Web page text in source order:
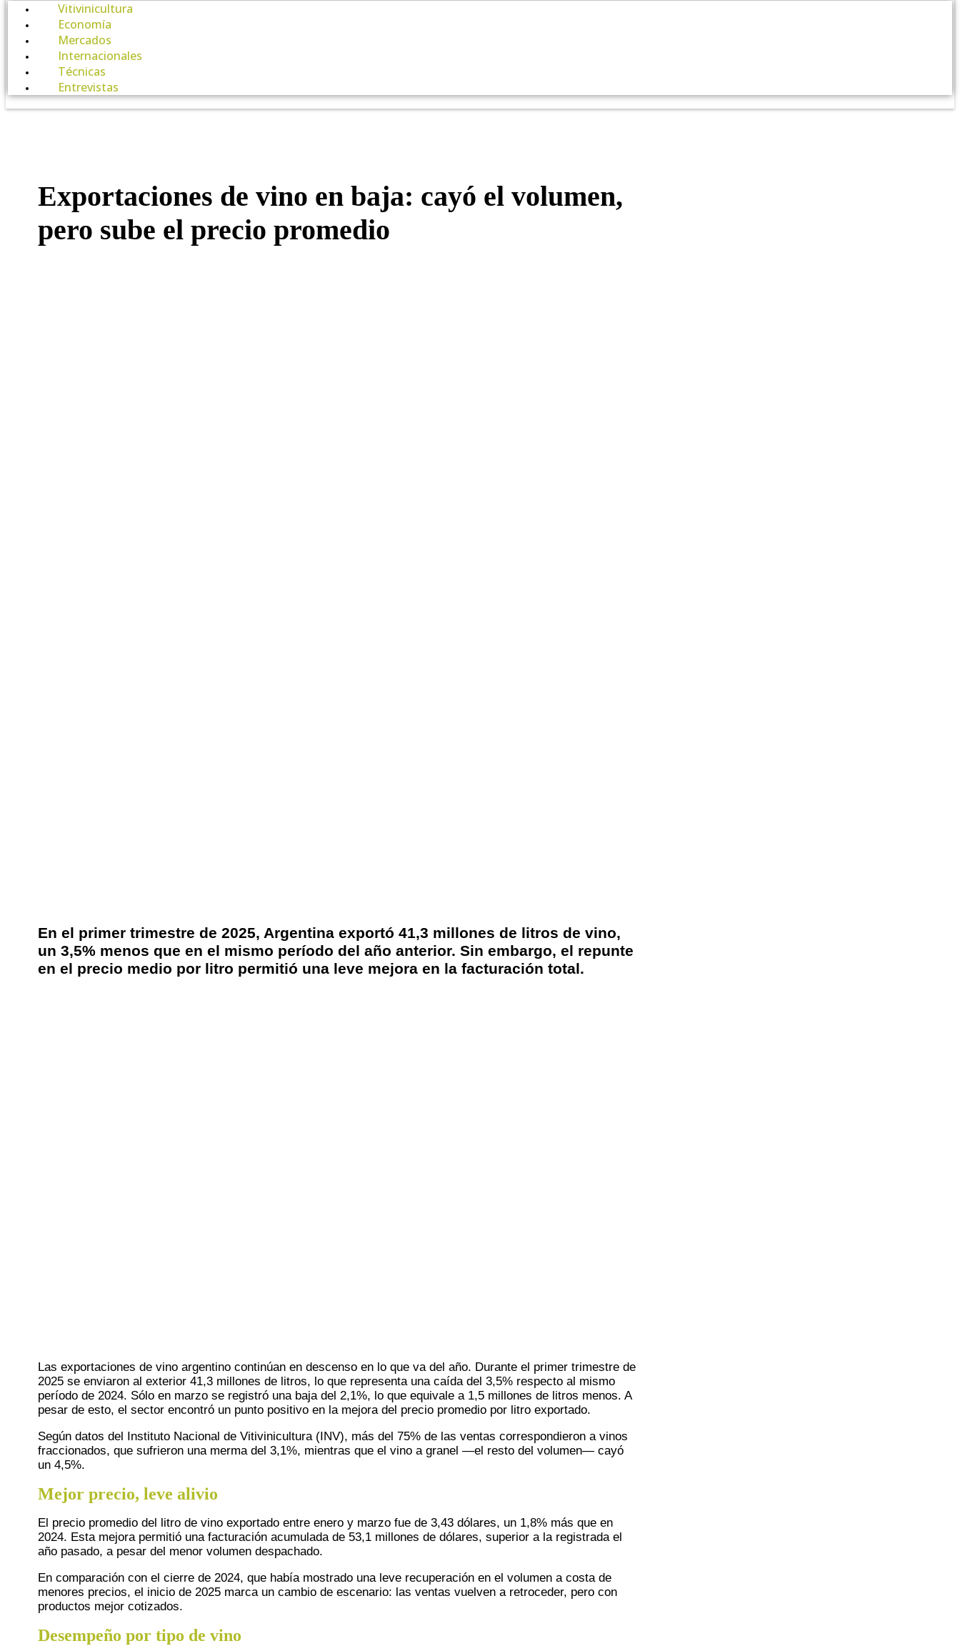
Vitivinicultura
Economía
Mercados
Internacionales
Técnicas
Entrevistas
Exportaciones de vino en baja: cayó el volumen,
pero sube el precio promedio
En el primer trimestre de 2025, Argentina exportó 41,3 millones de litros de vino,
un 3,5% menos que en el mismo período del año anterior. Sin embargo, el repunte
en el precio medio por litro permitió una leve mejora en la facturación total.
Las exportaciones de vino argentino continúan en descenso en lo que va del año. Durante el primer trimestre de
2025 se enviaron al exterior 41,3 millones de litros, lo que representa una caída del 3,5% respecto al mismo
período de 2024. Sólo en marzo se registró una baja del 2,1%, lo que equivale a 1,5 millones de litros menos. A
pesar de esto, el sector encontró un punto positivo en la mejora del precio promedio por litro exportado.
Según datos del Instituto Nacional de Vitivinicultura (INV), más del 75% de las ventas correspondieron a vinos
fraccionados, que sufrieron una merma del 3,1%, mientras que el vino a granel —el resto del volumen— cayó
un 4,5%.
Mejor precio, leve alivio
El precio promedio del litro de vino exportado entre enero y marzo fue de 3,43 dólares, un 1,8% más que en
2024. Esta mejora permitió una facturación acumulada de 53,1 millones de dólares, superior a la registrada el
año pasado, a pesar del menor volumen despachado.
En comparación con el cierre de 2024, que había mostrado una leve recuperación en el volumen a costa de
menores precios, el inicio de 2025 marca un cambio de escenario: las ventas vuelven a retroceder, pero con
productos mejor cotizados.
Desempeño por tipo de vino